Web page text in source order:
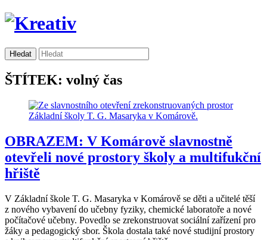
ŠTÍTEK: volný čas
OBRAZEM: V Komárově slavnostně
otevřeli nové prostory školy a multifukční
hřiště
V Základní škole T. G. Masaryka v Komárově se děti a učitelé těší
z nového vybavení do učebny fyziky, chemické laboratoře a nové
počítačové učebny. Povedlo se zrekonstruovat sociální zařízení pro
žáky a pedagogický sbor. Škola dostala také nové studijní prostory